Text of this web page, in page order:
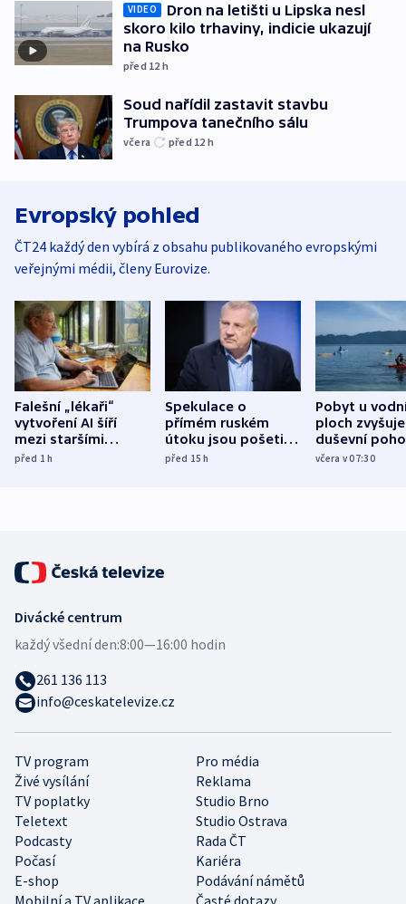
VIDEO
Dron na letišti u Lipska nesl
skoro kilo trhaviny, indicie ukazují
na Rusko
před 12 h
Soud nařídil zastavit stavbu
Trumpova tanečního sálu
včera před 12 h
Evropský pohled
ČT24 každý den vybírá z obsahu publikovaného evropskými
veřejnými médii, členy Eurovize.
Falešní „lékaři“
vytvoření AI šíří
mezi staršími
Poláky nebezpečné
před 1h
Spekulace o
přímém ruském
útoku jsou pošetilé,
míní estonský
před 15h
Pobyt u
ploch zvyšuje
duševní
ukázala
včera v 07:30
TV program
Pro média
Živé vysílání
Reklama
TV poplatky
Studio Brno
Teletext
Studio Ostrava
Podcasty
Rada ČT
Počasí
Kariéra
E-shop
Podávání námětů
Divácké centrum
každý všední den:8:00—16:00 hodin
261 136 113
info@ceskatelevize.cz